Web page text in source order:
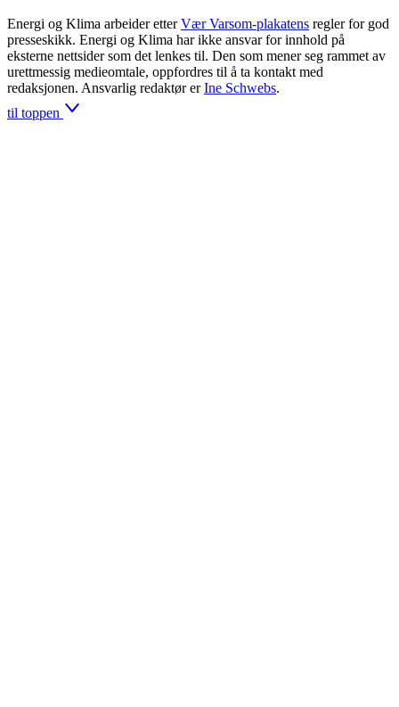
Energi og Klima arbeider etter Vær Varsom-plakatens regler for god
presseskikk. Energi og Klima har ikke ansvar for innhold på
eksterne nettsider som det lenkes til. Den som mener seg rammet av
urettmessig medieomtale, oppfordres til å ta kontakt med
redaksjonen. Ansvarlig redaktør er Ine Schwebs.
til toppen